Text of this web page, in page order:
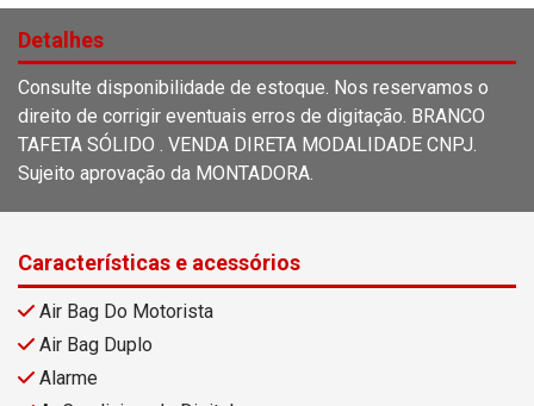
Detalhes
Consulte disponibilidade de estoque. Nos reservamos o
direito de corrigir eventuais erros de digitação. BRANCO
TAFETA SÓLIDO . VENDA DIRETA MODALIDADE CNPJ.
Sujeito aprovação da MONTADORA.
Características e acessórios
Air Bag Do Motorista
Air Bag Duplo
Alarme